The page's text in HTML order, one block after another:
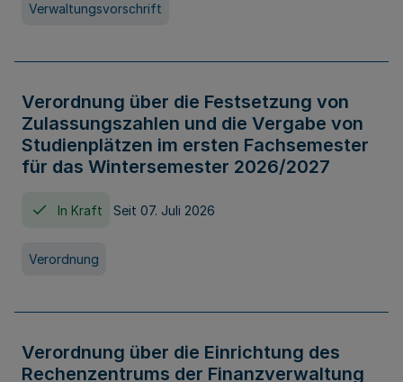
Verwaltungsvorschrift
Verordnung über die Festsetzung von
Zulassungszahlen und die Vergabe von
Studienplätzen im ersten Fachsemester
für das Wintersemester 2026/2027
In Kraft Seit 07. Juli 2026
Verordnung
Verordnung über die Einrichtung des
Rechenzentrums der Finanzverwaltung